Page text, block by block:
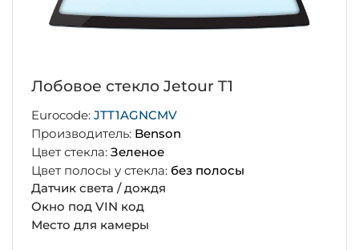
Лобовое стекло Jetour T1
Eurocode: JTT1AGNCMV
Производитель: Benson
Цвет стекла: Зеленое
Цвет полосы у стекла: без полосы
Датчик света / дождя
Окно под VIN код
Место для камеры